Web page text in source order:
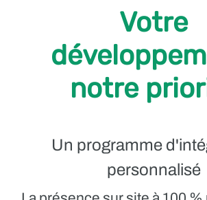
Votre
notre
Un programme
personnalisé